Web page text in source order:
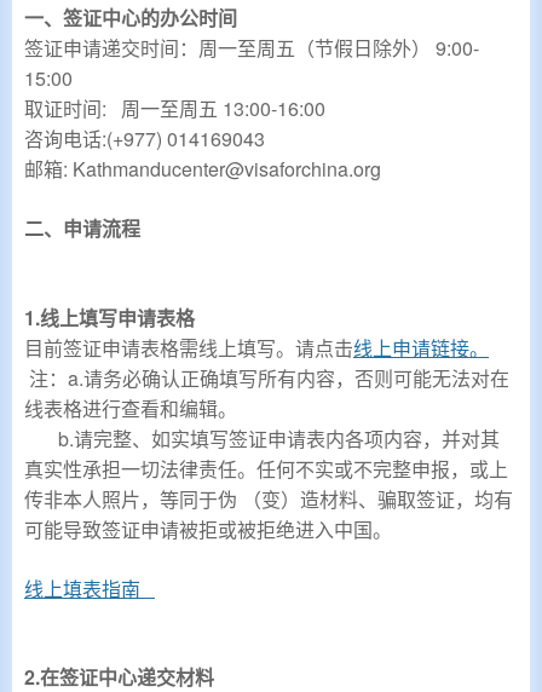
一、签证中心的办公时间
签证申请递交时间：周一至周五 （节假日除外）
9:00-
15:00
取证时间: 周一至周五 13:00-16:00
咨询电话:(+977) 014169043
邮箱: Kathmanducenter@visaforchina.org
二、申请流程
1.线上填写申请表格
目前签证申请表格需线上填写。请点击线上申请链接。
注：a.请务必确认正确填写所有内容，否则可能无法对在
线表格进行查看和编辑。
b.请完整、如实填写签证申请表内各项内容，并对其
真实性承担一切法律责任。任何不实或不完整申报，或上
传非本人照片，等同于伪 （变）造材料、骗取签证，均有
可能导致签证申请被拒或被拒绝进入中国。
线上填表指南
2.在签证中心递交材料